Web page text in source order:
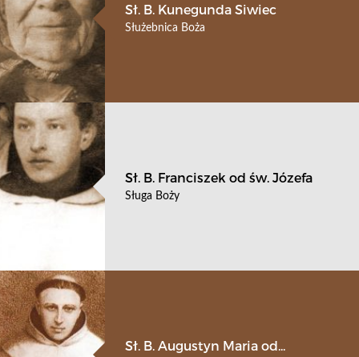
Sł. B. Kunegunda Siwiec
Służebnica Boża
Sł. B. Franciszek od św. Józefa
Sługa Boży
Sł. B. Augustyn Maria od...